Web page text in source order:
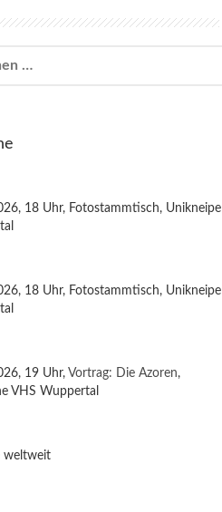
18 Uhr, Fotostammtisch, Unikneipe
18 Uhr, Fotostammtisch, Unikneipe
19 Uhr, Vortrag: Die Azoren,
VHS Wuppertal
weltweit